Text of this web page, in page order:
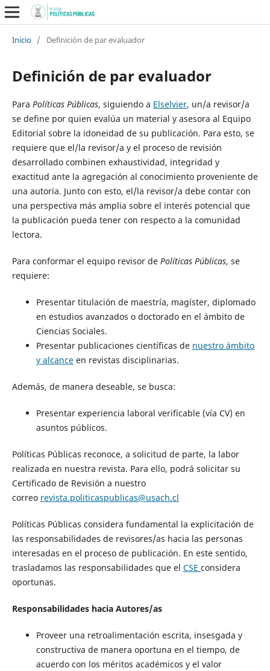
Inicio / Definición de par evaluador
Definición de par evaluador
Para Políticas Públicas, siguiendo a Elselvier, un/a revisor/a
se define por quien evalúa un material y asesora al Equipo
Editorial sobre la idoneidad de su publicación. Para esto, se
requiere que el/la revisor/a y el proceso de revisión
desarrollado combinen exhaustividad, integridad y
exactitud ante la agregación al conocimiento proveniente de
una autoría. Junto con esto, el/la revisor/a debe contar con
una perspectiva más amplia sobre el interés potencial que
la publicación pueda tener con respecto a la comunidad
lectora.
Para conformar el equipo revisor de Políticas Públicas, se
requiere:
Presentar titulación de maestría, magíster, diplomado
en estudios avanzados o doctorado en el ámbito de
Ciencias Sociales.
Presentar publicaciones científicas de nuestro ámbito
y alcanceen revistas disciplinarias.
Además, de manera deseable, se busca:
Presentar experiencia laboral verificable (vía CV) en
asuntos públicos.
Políticas Públicas reconoce, a solicitud de parte, la labor
realizada en nuestra revista. Para ello, podrá solicitar su
Certificado de Revisión a nuestro
correo revista.politicaspublicas@usach.cl
Políticas Públicas considera fundamental la explicitación de
las responsabilidades de revisores/as hacia las personas
interesadas en el proceso de publicación. En este sentido,
trasladamos las responsabilidades que el CSE considera
oportunas.
Responsabilidades hacia Autores/as
Proveer una retroalimentación escrita, insesgada y
constructiva de manera oportuna en el tiempo, de
acuerdo con los méritos académicos y el valor